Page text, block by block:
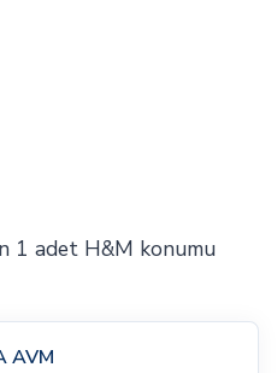
1 adet H&M konumu
AVM